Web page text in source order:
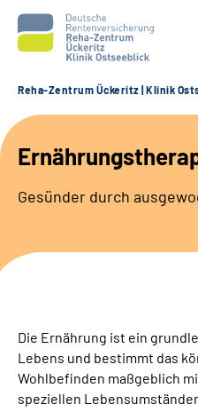
Unsere Klinik
Unsere Angebote
Suche
Reha-Zentrum Ückeritz | Klinik
Gesünder durch
Die Ernährung ist ein
Lebens und bestimmt das
Wohlbefinden maßgeblich
speziellen